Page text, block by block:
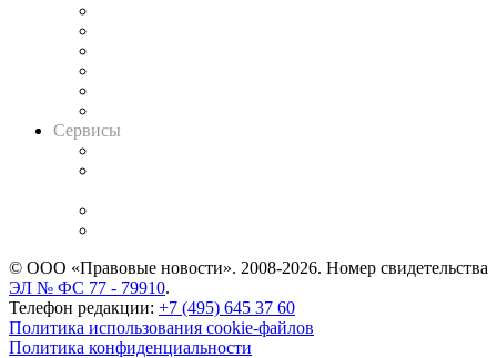
Сервисы
© ООО «Правовые новости». 2008-2026. Номер свидетельства
ЭЛ № ФС 77 - 79910.
Телефон редакции: +7 (495) 645 37 60
Политика использования cookie-файлов
Политика конфиденциальности